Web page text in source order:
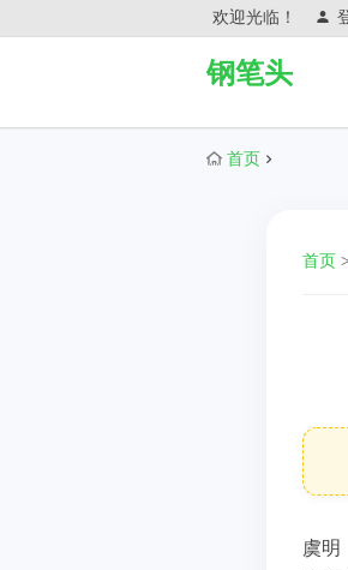
欢迎光临！
钢笔头
首页
首页 >
虞明